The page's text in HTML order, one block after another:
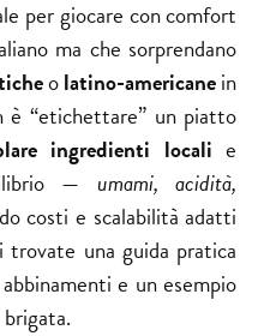
per giocare con comfort
ma che sorprendano
olatino-americanein
è “etichettare” un piatto
ingredienti locali e
— umami, acidità,
costi e scalabilità adatti
trovate una guida pratica
e un esempio